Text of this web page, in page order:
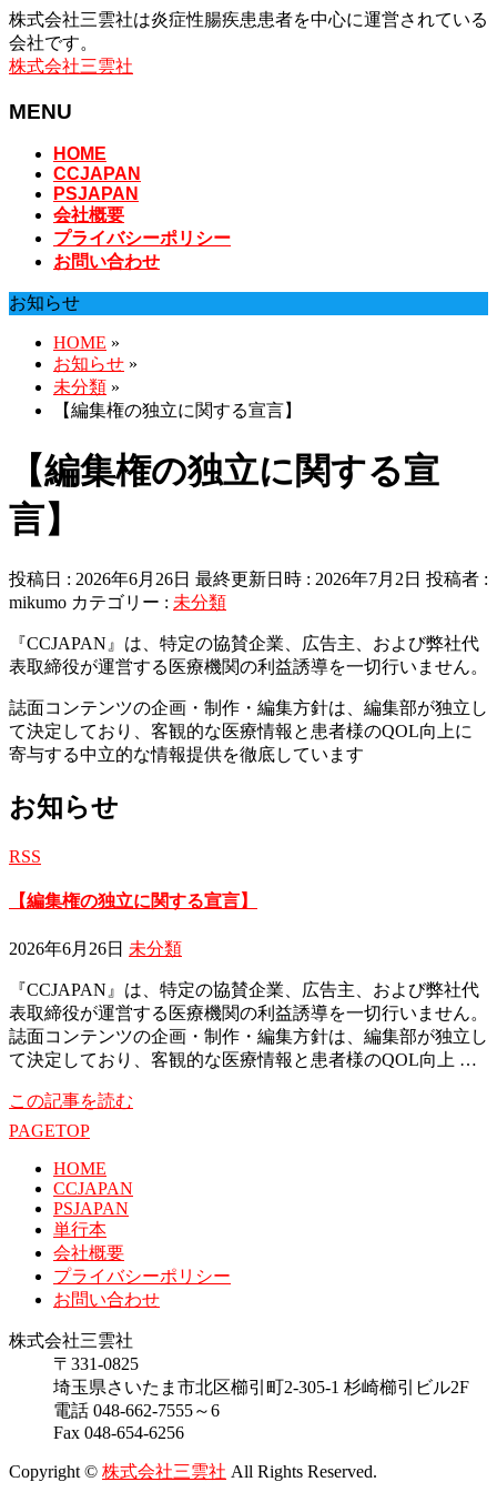
株式会社三雲社は炎症性腸疾患患者を中心に運営されている
会社です。
株式会社三雲社
MENU
ば
す
HOME
CCJAPAN
PSJAPAN
会社概要
プライバシーポリシー
お問い合わせ
お知らせ
HOME »
お知らせ »
未分類 »
【編集権の独立に関する宣言】
【編集権の独立に関する宣
言】
投稿日 : 2026年6月26日 最終更新日時 : 2026年7月2日 投稿者 :
mikumo カテゴリー : 未分類
『CCJAPAN』は、特定の協賛企業、広告主、および弊社代
表取締役が運営する医療機関の利益誘導を一切行いません。
誌面コンテンツの企画・制作・編集方針は、編集部が独立し
て決定しており、客観的な医療情報と患者様のQOL向上に
寄与する中立的な情報提供を徹底しています
お知らせ
RSS
【編集権の独立に関する宣言】
2026年6月26日 未分類
『CCJAPAN』は、特定の協賛企業、広告主、および弊社代
表取締役が運営する医療機関の利益誘導を一切行いません。
誌面コンテンツの企画・制作・編集方針は、編集部が独立し
て決定しており、客観的な医療情報と患者様のQOL向上 …
この記事を読む
PAGETOP
HOME
CCJAPAN
PSJAPAN
単行本
会社概要
プライバシーポリシー
お問い合わせ
株式会社三雲社
〒331-0825
埼玉県さいたま市北区櫛引町2-305-1 杉崎櫛引ビル2F
電話 048-662-7555～6
Fax 048-654-6256
Copyright © 株式会社三雲社 All Rights Reserved.